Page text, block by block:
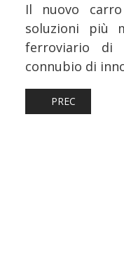
Il nuovo
soluzioni più
ferroviario di
connubio di
ARTICOLO
PREC